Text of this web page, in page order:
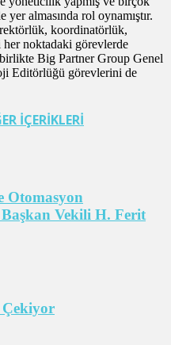
almasında rol oynamıştır.
koordinatörlük,
noktadaki görevlerde
Big Partner Group Genel
Editörlüğü görevlerini de
İÇERİKLERİ
Otomasyon
Vekili H. Ferit